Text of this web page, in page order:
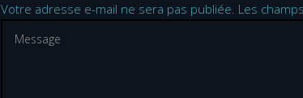
Votre adresse e-mail ne sera pas publiée. Les